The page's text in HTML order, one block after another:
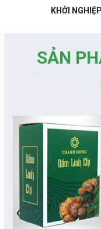
KHỞI
SẢN
‹
Những sáng tạo độc
Gam màu sáng trong